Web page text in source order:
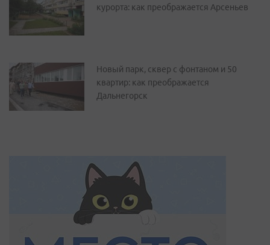
курорта: как преображается Арсеньев
Новый парк, сквер с фонтаном и 50
квартир: как преображается
Дальнегорск